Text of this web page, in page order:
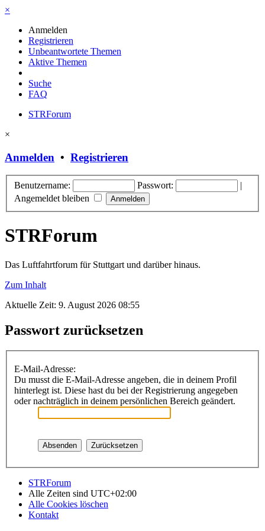
×
Anmelden
Registrieren
Unbeantwortete Themen
Aktive Themen
Suche
FAQ
STRForum
×
Anmelden • Registrieren
Benutzername: Passwort:
|
Angemeldet bleiben
STRForum
Das Luftfahrtforum für Stuttgart und darüber hinaus.
Zum Inhalt
Aktuelle Zeit: 9. August 2026 08:55
Passwort zurücksetzen
E-Mail-Adresse:
Du musst die E-Mail-Adresse angeben, die in deinem Profil
hinterlegt ist. Diese hast du bei der Registrierung angegeben
oder nachträglich in deinem persönlichen Bereich geändert.
STRForum
Alle Zeiten sind UTC+02:00
Alle Cookies löschen
Kontakt